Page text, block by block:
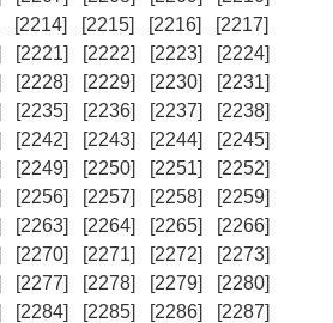
[2214] [2215] [2216]
[2217]
[2221] [2222] [2223]
[2224]
[2228] [2229] [2230]
[2231]
[2235] [2236] [2237]
[2238]
[2242] [2243] [2244]
[2245]
[2249] [2250] [2251]
[2252]
[2256] [2257] [2258]
[2259]
[2263] [2264] [2265]
[2266]
[2270] [2271] [2272]
[2273]
[2277] [2278] [2279]
[2280]
[2284] [2285] [2286]
[2287]